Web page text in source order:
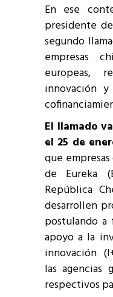
En ese
presidente
segundo
empresas
europeas,
innovación
El llamado
el 25 de
que
de Eureka
República
desarrollen
postulando a
apoyo a la
innovación
las agencias
respectivos